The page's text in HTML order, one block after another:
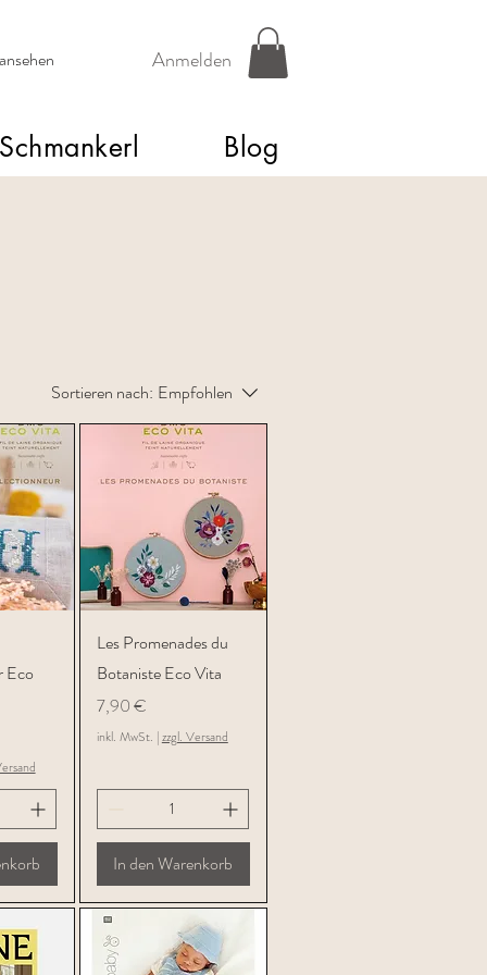
Anmelden
Schmankerl Blog
Sortieren nach: Empfohlen
Eco
Schnellansicht
Les Promenades du
Botaniste Eco Vita
Preis
7,90 €
inkl. MwSt. |zzgl. Versand
In den Warenkorb